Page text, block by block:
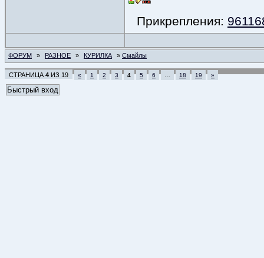
Прикрепления:
ФОРУМ » РАЗНОЕ » КУРИЛКА » Смайлы
СТРАНИЦА 4 ИЗ 19 « 1 2 3 4 5 6 18 19 »